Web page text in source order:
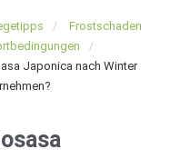
Frostschaden
Japonica nach Winter